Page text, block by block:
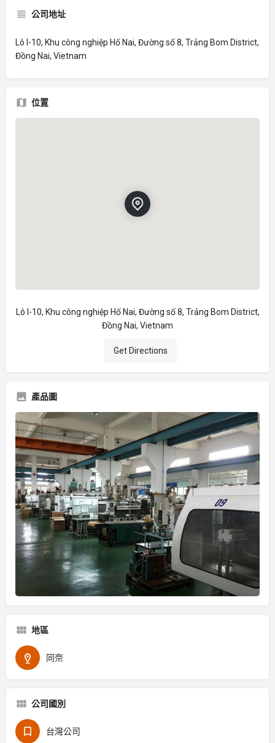
公司地址
Lô I-10, Khu công nghiệp Hố Nai, Đường số 8, Trảng Bom District,
Đồng Nai, Vietnam
位置
Lô I-10, Khu công nghiệp Hố Nai, Đường số 8, Trảng Bom District,
Đồng Nai, Vietnam
Get Directions
產品圖
地區
同奈
公司國別
台灣公司